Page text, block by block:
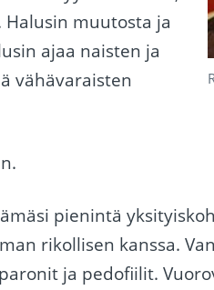
muutosta ja
ajaa naisten ja
vähävaraisten
pienintä
rikollisen kanssa.
ja pedofiilit.